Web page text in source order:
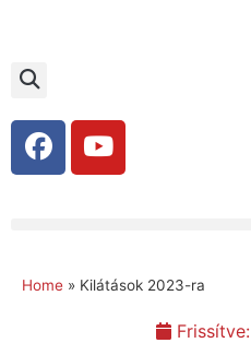
Home » Kilátások 2023-ra
Frissítve: